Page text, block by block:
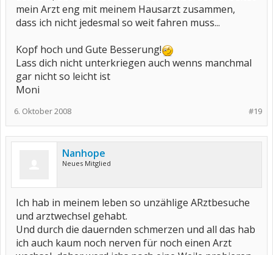
mein Arzt eng mit meinem Hausarzt zusammen,
dass ich nicht jedesmal so weit fahren muss...
Kopf hoch und Gute Besserung!
Lass dich nicht unterkriegen auch wenns manchmal
gar nicht so leicht ist
Moni
#19
6. Oktober 2008
Nanhope
Neues Mitglied
Ich hab in meinem leben so unzählige ARztbesuche
und arztwechsel gehabt.
Und durch die dauernden schmerzen und all das hab
ich auch kaum noch nerven für noch einen Arzt